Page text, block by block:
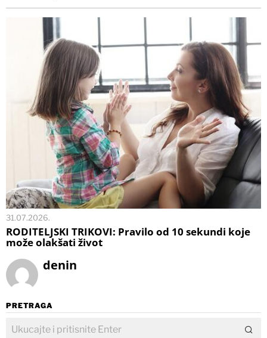
31.07.2026.
RODITELJSKI TRIKOVI: Pravilo od 10 sekundi koje
može olakšati život
denin
PRETRAGA